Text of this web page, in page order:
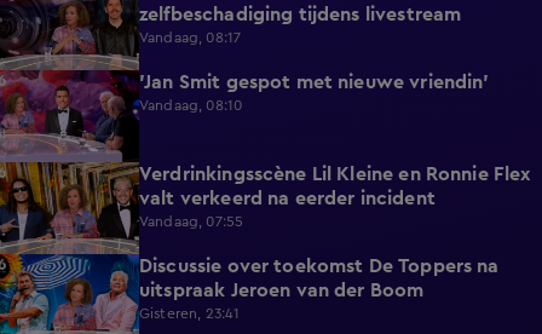
zelfbeschadiging tijdens livestream
Vandaag, 08:17
1:42 'Jan Smit gespot met nieuwe vriendin'
Vandaag, 08:10
4:12
Verdrinkingsscène Lil Kleine en Ronnie Flex
valt verkeerd na eerder incident
Vandaag, 07:55
1:48
Discussie over toekomst De Toppers na
uitspraak Jeroen van der Boom
Gisteren, 23:41